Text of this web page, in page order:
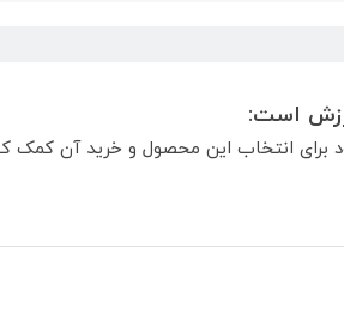
است:
برای انتخاب این محصول و خرید آن کمک